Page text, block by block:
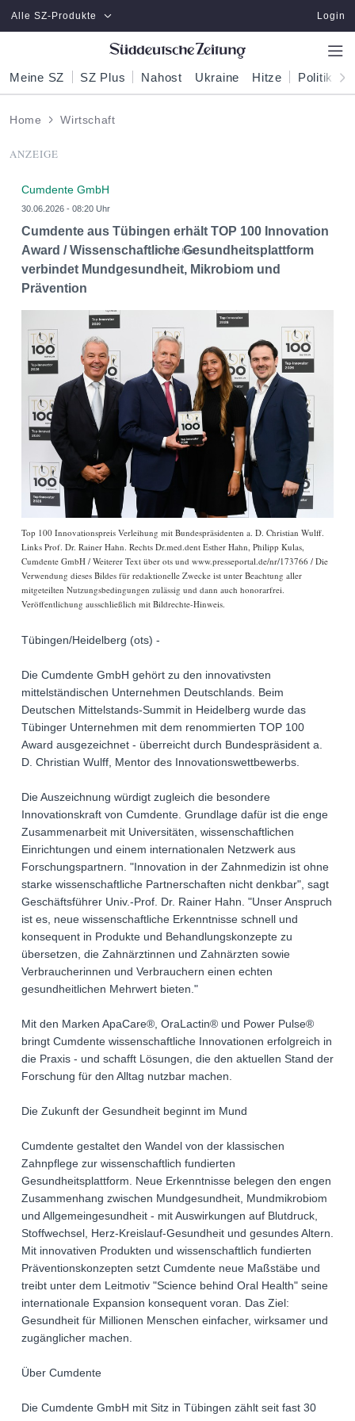
Zum Hauptinhalt springen
Alle SZ-Produkte Login
Meine SZ SZ Plus Nahost Ukraine Hitze Politik
Home Wirtschaft
ANZEIGE
Cumdente GmbH
30.06.2026 - 08:20 Uhr
Cumdente aus Tübingen erhält TOP 100 Innovation
Award / Wissenschaftliche Gesundheitsplattform
verbindet Mundgesundheit, Mikrobiom und
Prävention
Top 100 Innovationspreis Verleihung mit Bundespräsidenten a. D. Christian Wulff.
Links Prof. Dr. Rainer Hahn. Rechts Dr.med.dent Esther Hahn, Philipp Kulas,
Cumdente GmbH / Weiterer Text über ots und www.presseportal.de/nr/173766 / Die
Verwendung dieses Bildes für redaktionelle Zwecke ist unter Beachtung aller
mitgeteilten Nutzungsbedingungen zulässig und dann auch honorarfrei.
Veröffentlichung ausschließlich mit Bildrechte-Hinweis.
Tübingen/Heidelberg (ots) -
Die Cumdente GmbH gehört zu den innovativsten
mittelständischen Unternehmen Deutschlands. Beim
Deutschen Mittelstands-Summit in Heidelberg wurde das
Tübinger Unternehmen mit dem renommierten TOP 100
Award ausgezeichnet - überreicht durch Bundespräsident a.
D. Christian Wulff, Mentor des Innovationswettbewerbs.
Die Auszeichnung würdigt zugleich die besondere
Innovationskraft von Cumdente. Grundlage dafür ist die enge
Zusammenarbeit mit Universitäten, wissenschaftlichen
Einrichtungen und einem internationalen Netzwerk aus
Forschungspartnern. "Innovation in der Zahnmedizin ist ohne
starke wissenschaftliche Partnerschaften nicht denkbar", sagt
Geschäftsführer Univ.-Prof. Dr. Rainer Hahn. "Unser Anspruch
ist es, neue wissenschaftliche Erkenntnisse schnell und
konsequent in Produkte und Behandlungskonzepte zu
übersetzen, die Zahnärztinnen und Zahnärzten sowie
Verbraucherinnen und Verbrauchern einen echten
gesundheitlichen Mehrwert bieten."
Mit den Marken ApaCare®, OraLactin® und Power Pulse®
bringt Cumdente wissenschaftliche Innovationen erfolgreich in
die Praxis - und schafft Lösungen, die den aktuellen Stand der
Forschung für den Alltag nutzbar machen.
Die Zukunft der Gesundheit beginnt im Mund
Cumdente gestaltet den Wandel von der klassischen
Zahnpflege zur wissenschaftlich fundierten
Gesundheitsplattform. Neue Erkenntnisse belegen den engen
Zusammenhang zwischen Mundgesundheit, Mundmikrobiom
und Allgemeingesundheit - mit Auswirkungen auf Blutdruck,
Stoffwechsel, Herz-Kreislauf-Gesundheit und gesundes Altern.
Mit innovativen Produkten und wissenschaftlich fundierten
Präventionskonzepten setzt Cumdente neue Maßstäbe und
treibt unter dem Leitmotiv "Science behind Oral Health" seine
internationale Expansion konsequent voran. Das Ziel:
Gesundheit für Millionen Menschen einfacher, wirksamer und
zugänglicher machen.
Über Cumdente
Die Cumdente GmbH mit Sitz in Tübingen zählt seit fast 30